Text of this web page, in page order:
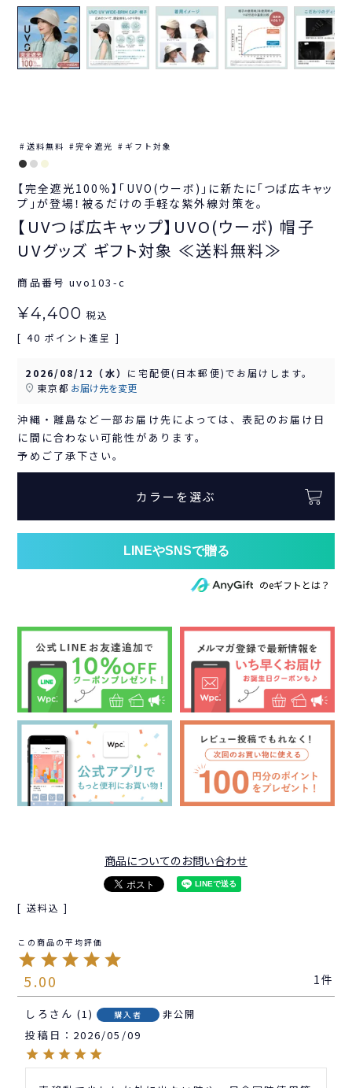
送料無料 完全遮光 ギフト対象
【完全遮光100％】「UVO(ウーボ)」に新たに「つば広キャッ
プ」が登場！被るだけの手軽な紫外線対策を。
【UVつば広キャップ】UVO(ウーボ) 帽子
UVグッズ ギフト対象 ≪送料無料≫
商品番号 uvo103-c
¥4,400 税込
[ 40 ポイント進呈 ]
2026/08/12（水） に 宅配便(日本郵便)でお届けします。
東京都 お届け先を変更
沖縄・離島など一部お届け先によっては、表記のお届け日
に間に合わない可能性があります。
予めご了承下さい。
カラーを選ぶ
のeギフトとは？
商品についてのお問い合わせ
送料込
5.00 1
しろ 1 購入者 非公開
投稿日 2026/05/09